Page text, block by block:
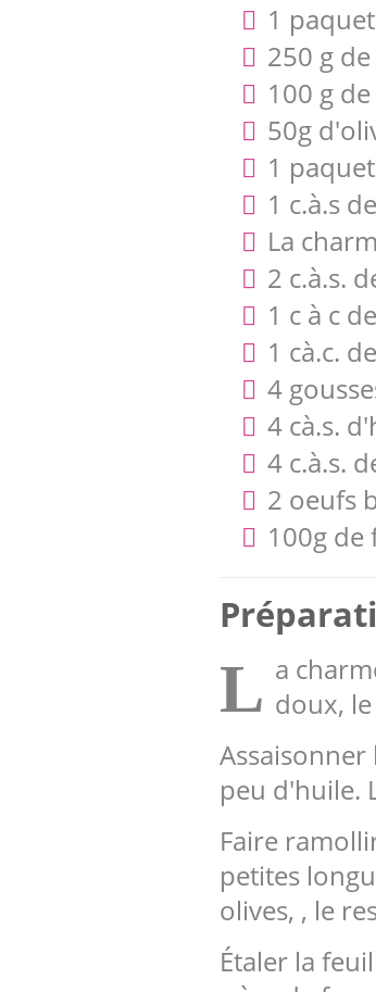
1
250 g
100 g
50g
1
1 c.à.s
La
2 c.à.s.
1 c à c
1 cà.c.
4
4 cà.s.
4 c.à.s.
2 oeufs
100g de
L a
doux,
Assaisonner
peu d'huile.
Faire
petites
olives, , le
Étaler la